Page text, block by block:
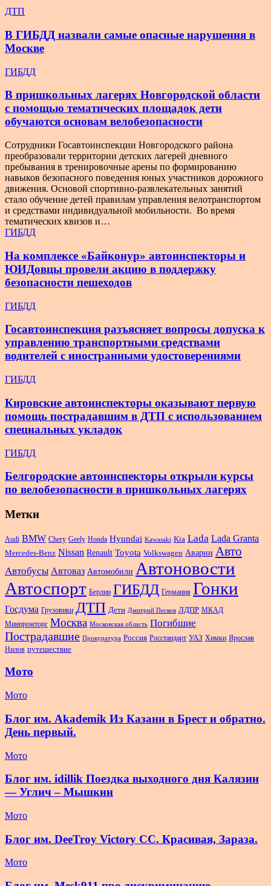
ДТП
В ГИБДД назвали самые опасные нарушения в
Москве
ГИБДД
В пришкольных лагерях Новгородской области
с помощью тематических площадок дети
обучаются основам велобезопасности
Сотрудники Госавтоинспекции Новгородского района
преобразовали территории детских лагерей дневного
пребывания в тренировочные арены по формированию
навыков безопасного поведения юных участников дорожного
движения. Основой спортивно-развлекательных занятий
стало обучение детей правилам управления велотранспортом
и средствами индивидуальной мобильности. Во время
тематических квизов и…
ГИБДД
На комплексе «Байконур» автоинспекторы и
ЮИДовцы провели акцию в поддержку
безопасности пешеходов
ГИБДД
Госавтоинспекция разъясняет вопросы допуска к
управлению транспортными средствами
водителей с иностранными удостоверениями
ГИБДД
Кировские автоинспекторы оказывают первую
помощь пострадавшим в ДТП с использованием
специальных укладок
ГИБДД
Белгородские автоинспекторы открыли курсы
по велобезопасности в пришкольных лагерях
Метки
Audi BMW Chery Geely Honda Hyundai Kawasaki Kia Lada Lada Granta
Mercedes-Benz Nissan Renault Toyota Volkswagen Аварии Авто
Автобусы Автоваз Автомобили Автоновости
Автоспорт Берлин ГИБДД Германия Гонки
Госдума Грузовики ДТП Дети Дмитрий Песков ЛДПР МКАД
Минпромторг Москва Московская область Погибшие
Пострадавшие Прокуратура Россия Росстандарт УАЗ Химки Ярослав
Нилов путешествие
Мото
Мото
Блог им. Akademik Из Казани в Брест и обратно.
День первый.
Мото
Блог им. idillik Поездка выходного дня Калязин
— Углич – Мышкин
Мото
Блог им. DeeTroy Victory CC. Красивая, Зараза.
Мото